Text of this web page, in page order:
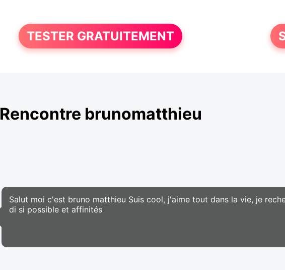
TESTER GRATUITEMENT
Rencontre brunomatthieu
Salut moi c'est bruno matthieu Suis cool, j'aime tout dans la vie, je
di si possible et affinités